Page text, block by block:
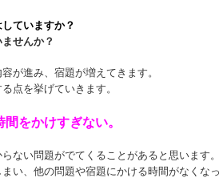
ていますか？
せんか？
が進み、宿題が増えてきます。
点を挙げていきます。
をかけすぎない。
ない問題がでてくることがあると思います
い、 他の問題や宿題にかける時間がなくな